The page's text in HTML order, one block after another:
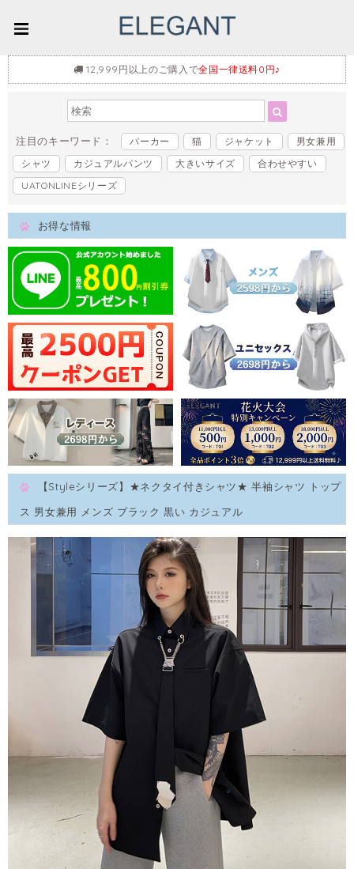
12,999円以上のご購入で全国一律送料0円♪
注目のキーワード： パーカー 猫 ジャケット
男女兼用
シャツ
カジュアルパンツ 大きいサイズ
合わせやすい
UATONLINEシリーズ
お得な情報
【Styleシリーズ】★ネクタイ付きシャツ★ 半袖シャツ トップ
ス 男女兼用 メンズ ブラック 黒い カジュアル